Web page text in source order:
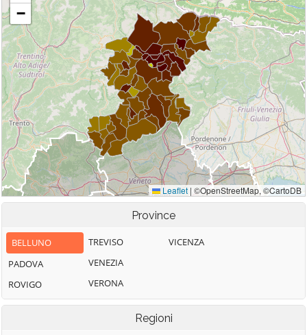
Province
BELLUNO
PADOVA
ROVIGO
TREVISO
VENEZIA
VERONA
VICENZA
Regioni